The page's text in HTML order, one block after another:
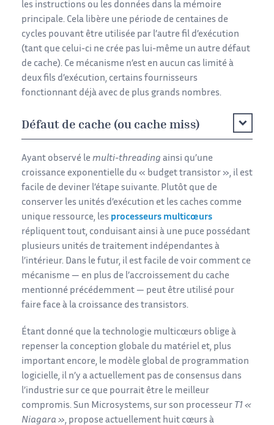
les instructions ou les données dans la mémoire
principale. Cela libère une période de centaines de
cycles pouvant être utilisée par l’autre fil d’exécution
(tant que celui-ci ne crée pas lui-même un autre défaut
de cache). Ce mécanisme n’est en aucun cas limité à
deux fils d’exécution, certains fournisseurs
fonctionnant déjà avec de plus grands nombres.
Défaut de cache (ou cache miss)
Ayant observé le multi-threading ainsi qu’une
croissance exponentielle du « budget transistor », il est
facile de deviner l’étape suivante. Plutôt que de
conserver les unités d’exécution et les caches comme
unique ressource, les processeurs multicœurs
répliquent tout, conduisant ainsi à une puce possédant
plusieurs unités de traitement indépendantes à
l’intérieur. Dans le futur, il est facile de voir comment ce
mécanisme — en plus de l’accroissement du cache
mentionné précédemment — peut être utilisé pour
faire face à la croissance des transistors.
Étant donné que la technologie multicœurs oblige à
repenser la conception globale du matériel et, plus
important encore, le modèle global de programmation
logicielle, il n’y a actuellement pas de consensus dans
l’industrie sur ce que pourrait être le meilleur
compromis. Sun Microsystems, sur son processeur T1 «
Niagara », propose actuellement huit cœurs à